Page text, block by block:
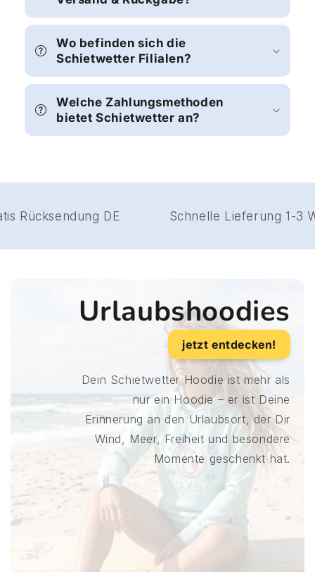
Wo befinden sich die
Schietwetter Filialen?
Welche Zahlungsmethoden
bietet Schietwetter an?
Schnelle Lieferung
Gratis Rücksendung DE
Schietwetter Hoodie ist mehr als
nur ein Hoodie – er ist Deine
an den Urlaubsort, der Dir
Meer, Freiheit und besondere
Momente geschenkt hat.
jetzt entdecken!